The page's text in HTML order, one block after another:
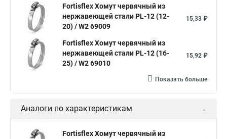
Хомут червячный мм
Хомуты для крепления трубопроводов
Хомут 24137 80 Хомут 120 Хомут 6 мм
Хомут оптом Хомут плоский
Хомут 180
Номера хомутов Хомут обжимной для труб
Хомут нейлоновый белый Хомут трубный 2
Fortisflex Хомут червячный из
нержавеющей стали PL-12 (12-
20) / W2 69009
15,33 ₽
Fortisflex Хомут червячный из
нержавеющей стали PL-12 (16-
25) / W2 69010
15,92 ₽
Показать больше
Аналоги по характеристикам
Fortisflex Хомут червячный из